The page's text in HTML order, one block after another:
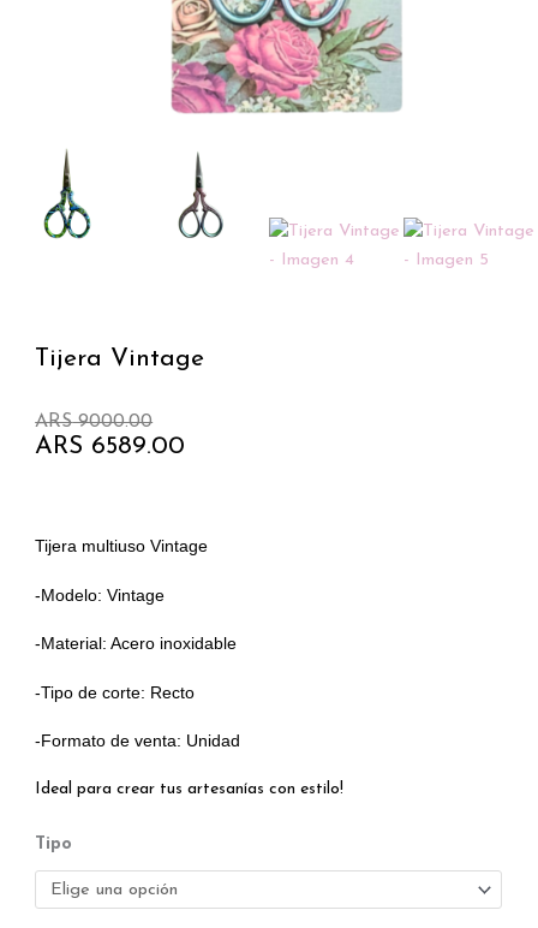
Tijera Vintage
ARS9000.00
El
precio
ARS 6589.00
El
precio
Tijera multiuso Vintage
-Modelo: Vintage
-Material: Acero inoxidable
-Tipo de corte: Recto
-Formato de venta: Unidad
Ideal para crear tus artesanías con estilo!
Tipo
Tijera
Vintage
cantidad